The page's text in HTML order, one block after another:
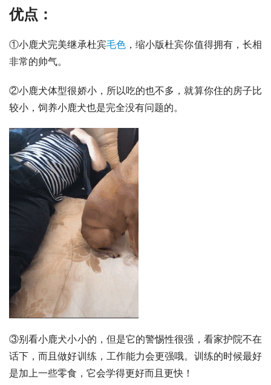
优点：
①小鹿犬完美继承杜宾毛色，缩小版杜宾你值得拥有，长相
非常的帅气。
②小鹿犬体型很娇小，所以吃的也不多，就算你住的房子比
较小，饲养小鹿犬也是完全没有问题的。
③别看小鹿犬小小的，但是它的警惕性很强，看家护院不在
话下，而且做好训练，工作能力会更强哦。训练的时候最好
是加上一些零食，它会学得更好而且更快！